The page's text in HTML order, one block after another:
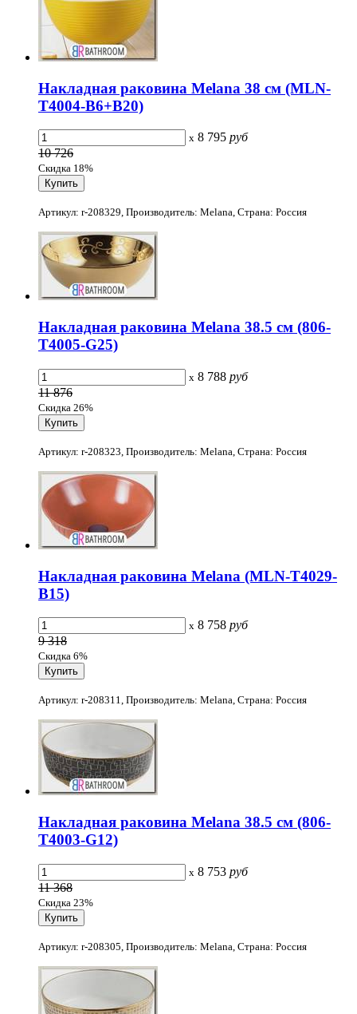
Накладная раковина Melana 38 см (MLN-
T4004-B6+B20)
x 8 795 руб
10 726
Скидка 18%
Артикул: r-208329, Производитель: Melana, Страна: Россия
Накладная раковина Melana 38.5 см (806-
T4005-G25)
x 8 788 руб
11 876
Скидка 26%
Артикул: r-208323, Производитель: Melana, Страна: Россия
Накладная раковина Melana (MLN-T4029-
B15)
x 8 758 руб
9 318
Скидка 6%
Артикул: r-208311, Производитель: Melana, Страна: Россия
Накладная раковина Melana 38.5 см (806-
T4003-G12)
x 8 753 руб
11 368
Скидка 23%
Артикул: r-208305, Производитель: Melana, Страна: Россия